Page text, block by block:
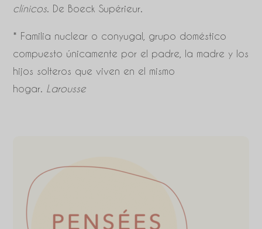
clínicos. De Boeck Supérieur.
* Familia nuclear o conyugal, grupo doméstico
compuesto únicamente por el padre, la madre y los
hijos solteros que viven en el mismo
hogar. Larousse